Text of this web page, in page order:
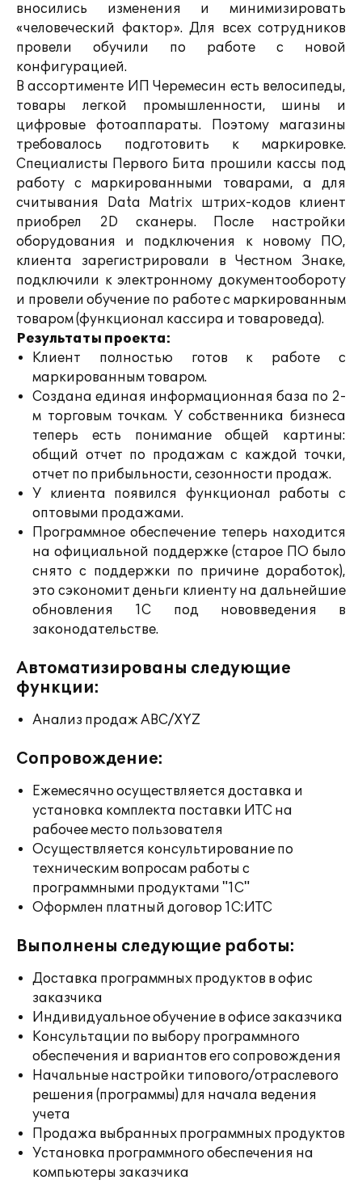
вносились изменения и минимизировать
«человеческий фактор». Для всех сотрудников
провели обучили по работе с новой
конфигурацией.
В ассортименте ИП Черемесин есть велосипеды,
товары легкой промышленности, шины и
цифровые фотоаппараты. Поэтому магазины
требовалось подготовить к маркировке.
Специалисты Первого Бита прошили кассы под
работу с маркированными товарами, а для
считывания Data Matrix штрих-кодов клиент
приобрел 2D сканеры. После настройки
оборудования и подключения к новому ПО,
клиента зарегистрировали в Честном Знаке,
подключили к электронному документообороту
и провели обучение по работе с маркированным
товаром (функционал кассира и товароведа).
Результаты проекта:
Клиент полностью готов к работе с
маркированным товаром.
Создана единая информационная база по 2-
м торговым точкам. У собственника бизнеса
теперь есть понимание общей картины:
общий отчет по продажам с каждой точки,
отчет по прибыльности, сезонности продаж.
У клиента появился функционал работы с
оптовыми продажами.
Программное обеспечение теперь находится
на официальной поддержке (старое ПО было
снято с поддержки по причине доработок),
это сэкономит деньги клиенту на дальнейшие
обновления 1С под нововведения в
законодательстве.
Автоматизированы следующие
функции:
Анализ продаж ABC/XYZ
Сопровождение:
Ежемесячно осуществляется доставка и
установка комплекта поставки ИТС на
рабочее место пользователя
Осуществляется консультирование по
техническим вопросам работы с
программными продуктами "1С"
Оформлен платный договор 1С:ИТС
Выполнены следующие работы:
Доставка программных продуктов в офис
заказчика
Индивидуальное обучение в офисе заказчика
Консультации по выбору программного
обеспечения и вариантов его сопровождения
Начальные настройки типового/отраслевого
решения (программы) для начала ведения
учета
Продажа выбранных программных продуктов
Установка программного обеспечения на
компьютеры заказчика